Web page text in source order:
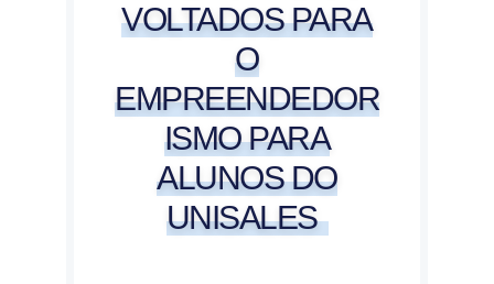
VOLTADOS PARA
O
EMPREENDEDOR
ISMO PARA
ALUNOS DO
UNISALES